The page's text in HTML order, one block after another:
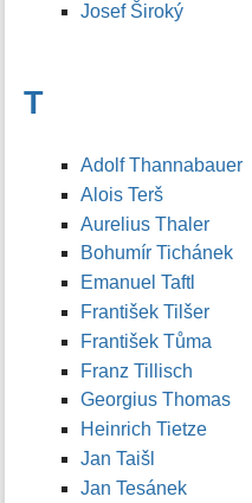
Josef Široký
T
Adolf Thannabauer
Alois Terš
Aurelius Thaler
Bohumír Tichánek
Emanuel Taftl
František Tilšer
František Tůma
Franz Tillisch
Georgius Thomas
Heinrich Tietze
Jan Taišl
Jan Tesánek